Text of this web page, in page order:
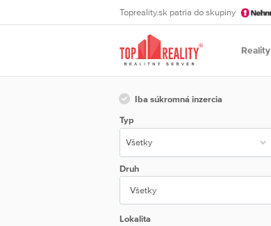
Topreality.sk patria do skupiny
Reality
Iba súkromná inzercia
Typ
Druh
Všetky
Lokalita